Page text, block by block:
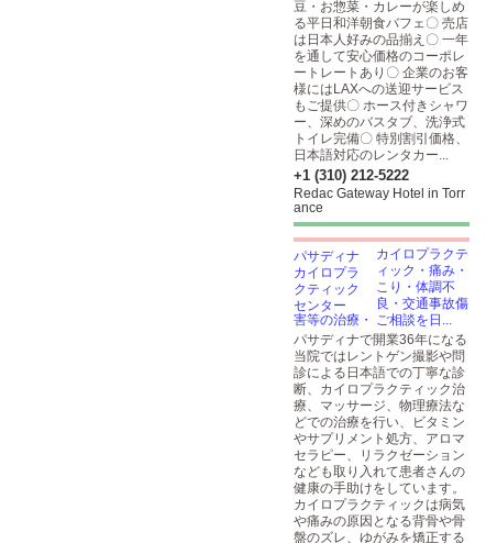
豆・お惣菜・カレーが楽しめ
る平日和洋朝食バフェ〇 売店
は日本人好みの品揃え〇 一年
を通して安心価格のコーポレ
ートレートあり〇 企業のお客
様にはLAXへの送迎サービス
もご提供〇 ホース付きシャワ
ー、深めのバスタブ、洗浄式
トイレ完備〇 特別割引価格、
日本語対応のレンタカー...
+1 (310) 212-5222
Redac Gateway Hotel in Torr
ance
カイロプラクテ
ィック・痛み・
こり・体調不
良・交通事故傷
害等の治療・ ご相談を日...
パサディナで開業36年になる
当院ではレントゲン撮影や問
診による日本語での丁寧な診
断、カイロプラクティック治
療、マッサージ、物理療法な
どでの治療を行い、ビタミン
やサプリメント処方、アロマ
セラピー、リラクゼーション
なども取り入れて患者さんの
健康の手助けをしています。
カイロプラクティックは病気
や痛みの原因となる背骨や骨
盤のズレ、ゆがみを矯正する